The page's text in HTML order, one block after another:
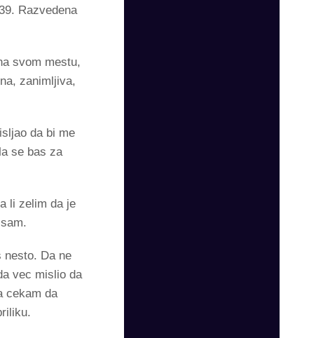
Razvedena
svom mestu,
zanimljiva,
da bi me
se bas za
li zelim da je
nesto. Da ne
vec mislio da
cekam da